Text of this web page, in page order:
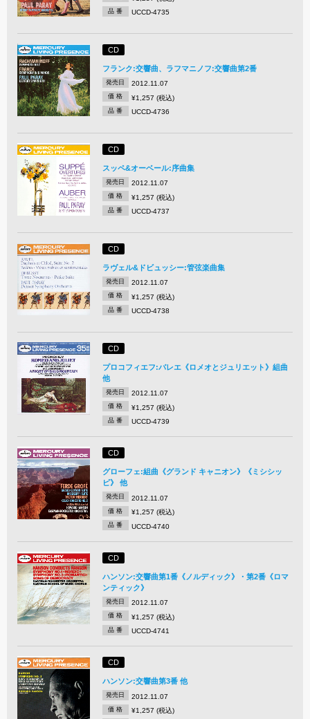
品 番 UCCD-4735
CD
フランク:交響曲、ラフマニノフ:交響曲第2番
発売日 2012.11.07
価 格 ¥1,257 (税込)
品 番 UCCD-4736
CD
スッペ&オーベール:序曲集
発売日 2012.11.07
価 格 ¥1,257 (税込)
品 番 UCCD-4737
CD
ラヴェル&ドビュッシー:管弦楽曲集
発売日 2012.11.07
価 格 ¥1,257 (税込)
品 番 UCCD-4738
CD
プロコフィエフ:バレエ《ロメオとジュリエット》組曲
他
発売日 2012.11.07
価 格 ¥1,257 (税込)
品 番 UCCD-4739
CD
グローフェ:組曲《グランド キャニオン》《ミシシッ
ピ》 他
発売日 2012.11.07
価 格 ¥1,257 (税込)
品 番 UCCD-4740
CD
ハンソン:交響曲第1番《ノルディック》・第2番《ロマ
ンティック》
発売日 2012.11.07
価 格 ¥1,257 (税込)
品 番 UCCD-4741
CD
ハンソン:交響曲第3番 他
発売日 2012.11.07
価 格 ¥1,257 (税込)